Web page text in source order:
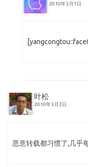
2010年3月1日
叶松
2010年3月2日
恶意转载都习惯了,几乎